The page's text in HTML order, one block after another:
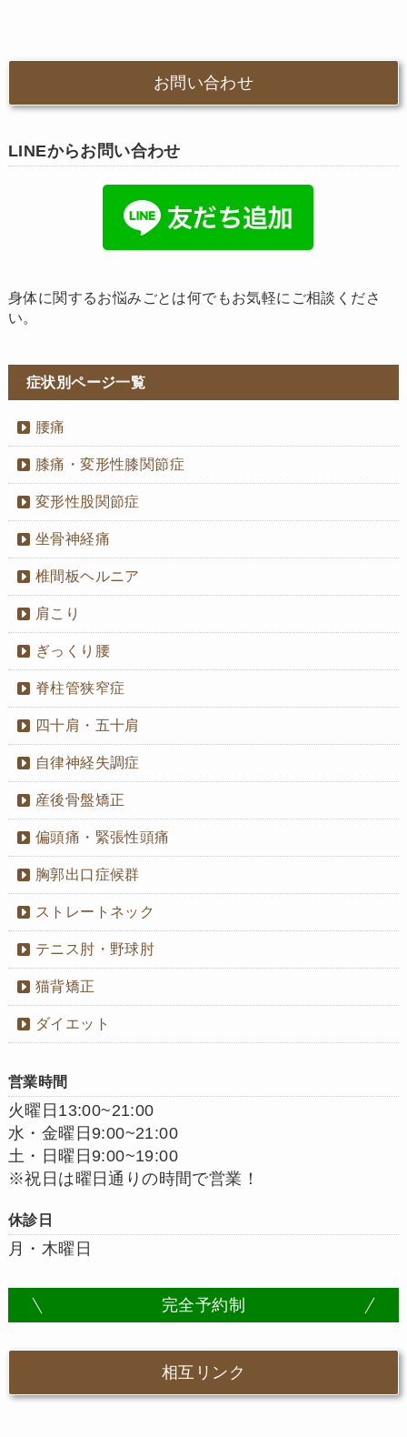
お問い合わせ
LINEからお問い合わせ
身体に関するお悩みごとは何でもお気軽にご相談くださ
い。
症状別ページ一覧
腰痛
膝痛・変形性膝関節症
変形性股関節症
坐骨神経痛
椎間板ヘルニア
肩こり
ぎっくり腰
脊柱管狭窄症
四十肩・五十肩
自律神経失調症
産後骨盤矯正
偏頭痛・緊張性頭痛
胸郭出口症候群
ストレートネック
テニス肘・野球肘
猫背矯正
ダイエット
営業時間
火曜日13:00~21:00
水・金曜日9:00~21:00
土・日曜日9:00~19:00
※祝日は曜日通りの時間で営業！
休診日
月・木曜日
完全予約制
相互リンク